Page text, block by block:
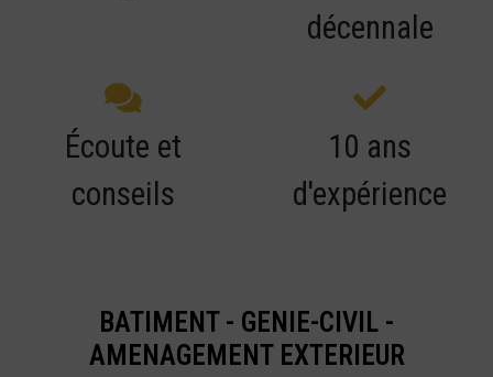
décennale
Écoute et
conseils
10 ans
d'expérience
BATIMENT - GENIE-CIVIL -
AMENAGEMENT EXTERIEUR